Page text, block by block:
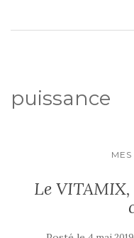
puissance
Le